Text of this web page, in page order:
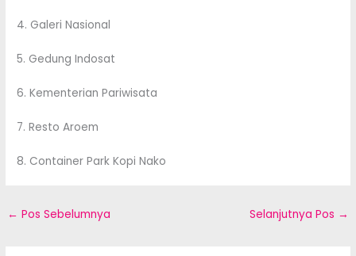
4. Galeri Nasional
5. Gedung Indosat
6. Kementerian Pariwisata
7. Resto Aroem
8. Container Park Kopi Nako
← Pos Sebelumnya Selanjutnya Pos →